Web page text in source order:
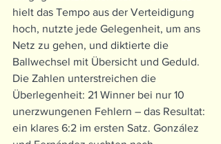
hielt das Tempo aus der Verteidigung
hoch, nutzte jede Gelegenheit, um ans
Netz zu gehen, und diktierte die
Ballwechsel mit Übersicht und Geduld.
Die Zahlen unterstreichen die
Überlegenheit: 21 Winner bei nur 10
unerzwungenen Fehlern – das Resultat:
ein klares 6:2 im ersten Satz. González